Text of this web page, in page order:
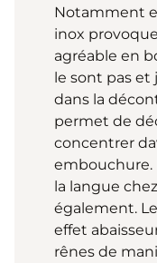
Notamment
inox
agréable en
le sont pas
dans la
permet de
concentrer
embouchure.
la langue
également.
effet
rênes de